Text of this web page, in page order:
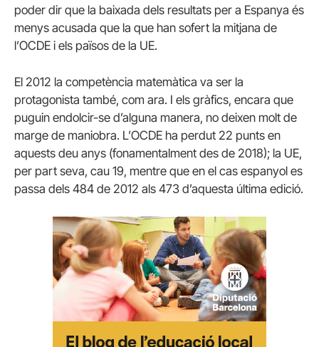
poder dir que la baixada dels resultats per a Espanya és
menys acusada que la que han sofert la mitjana de
l’OCDE i els països de la UE.
El 2012 la competència matemàtica va ser la
protagonista també, com ara. I els gràfics, encara que
puguin endolcir-se d’alguna manera, no deixen molt de
marge de maniobra. L’OCDE ha perdut 22 punts en
aquests deu anys (fonamentalment des de 2018); la UE,
per part seva, cau 19, mentre que en el cas espanyol es
passa dels 484 de 2012 als 473 d’aquesta última edició.